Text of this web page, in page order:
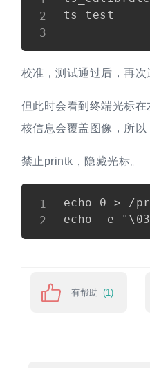
ts_test
校准，测试通过后，再次
但此时会看到终端光标
核信息会覆盖图像，所以
禁止printk，隐藏光标。
echo 0 > /
有帮助 (1)